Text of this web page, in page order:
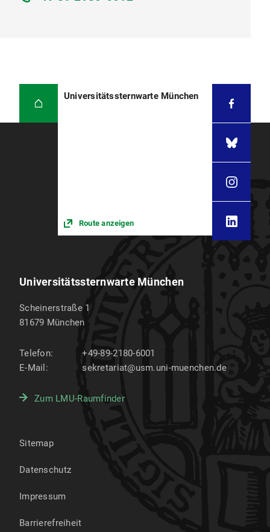
Universitätssternwarte München
Route anzeigen
Universitätssternwarte München
Scheinerstraße 1
81679 München
Telefon:
+49-89-2180-6001
E-Mail:
sekretariat@usm.uni-muenchen.de
Zum LMU-Raumfinder
Sitemap
Datenschutz
Impressum
Barrierefreiheit